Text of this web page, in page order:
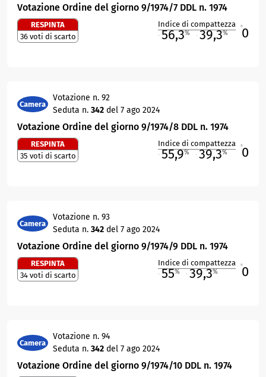
Votazione Ordine del giorno 9/1974/7 DDL n. 1974
RESPINTA
36 voti di scarto
Indice di compattezza
56,3% 39,3% 0
Camera
Votazione n. 92
Seduta n. 342 del 7 ago 2024
Votazione Ordine del giorno 9/1974/8 DDL n. 1974
RESPINTA
35 voti di scarto
Indice di compattezza
55,9% 39,3% 0
Camera
Votazione n. 93
Seduta n. 342 del 7 ago 2024
Votazione Ordine del giorno 9/1974/9 DDL n. 1974
RESPINTA
34 voti di scarto
Indice di compattezza
55% 39,3% 0
Camera
Votazione n. 94
Seduta n. 342 del 7 ago 2024
Votazione Ordine del giorno 9/1974/10 DDL n. 1974